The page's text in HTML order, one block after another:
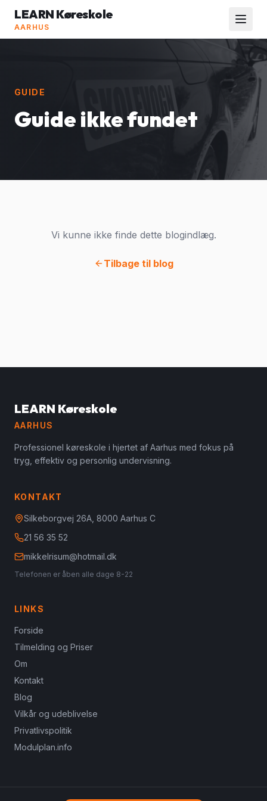
LEARN Køreskole
AARHUS
GUIDE
Guide ikke fundet
Vi kunne ikke finde dette blogindlæg.
Tilbage til blog
LEARN Køreskole
AARHUS
Professionel køreskole i hjertet af Aarhus med fokus på
tryg, effektiv og personlig undervisning.
KONTAKT
Silkeborgvej 26A, 8000 Aarhus C
21 56 35 52
mikkelrisum@hotmail.dk
Telefonen er åben alle dage 8-22
LINKS
Forside
Tilmelding og Priser
Om
Kontakt
Blog
Vilkår og udeblivelse
Privatlivspolitik
Modulplan.info